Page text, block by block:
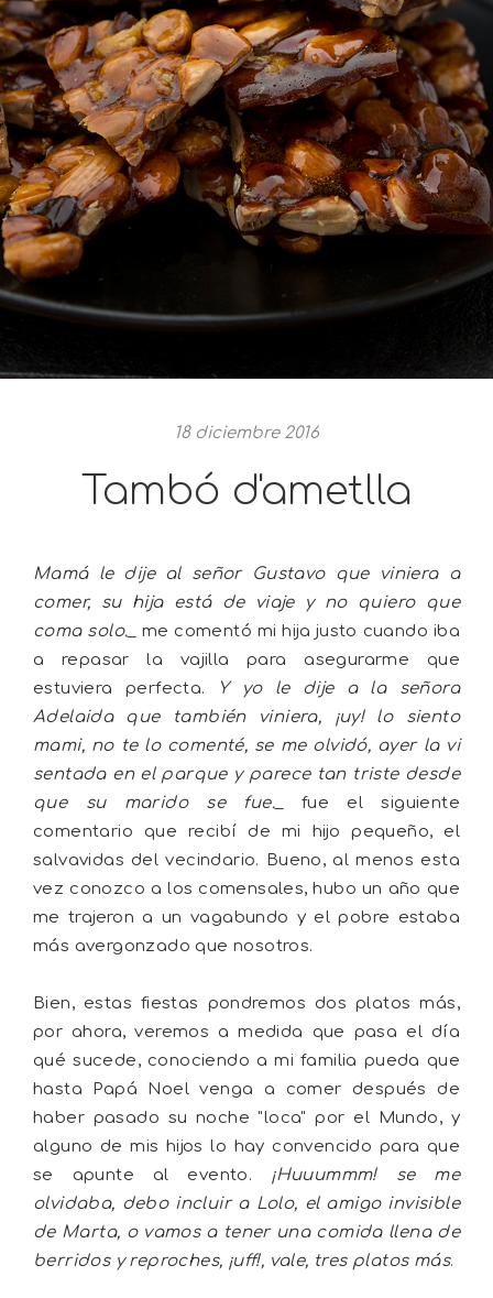
18 diciembre 2016
Tambó d'ametlla
Mamá le dije al señor Gustavo que viniera a
comer, su hija está de viaje y no quiero que
coma solo. _ me comentó mi hija justo cuando iba
a repasar la vajilla para asegurarme que
estuviera perfecta.
Y yo le dije a la señora
Adelaida que también viniera, ¡uy! lo siento
mami, no te lo comenté, se me olvidó, ayer la vi
sentada en el parque y parece tan triste desde
que su marido se fue. _ fue el siguiente
comentario que recibí de mi hijo pequeño, el
salvavidas del vecindario. Bueno, al menos esta
vez conozco a los comensales, hubo un año que
me trajeron a un vagabundo y el pobre estaba
más avergonzado que nosotros.
Bien, estas fiestas pondremos dos platos más,
por ahora, veremos a medida que pasa el día
qué sucede, conociendo a mi familia pueda que
hasta Papá Noel venga a comer después de
haber pasado su noche "loca" por el Mundo, y
alguno de mis hijos lo hay convencido para que
se apunte al evento.
¡Huuummm! se me
olvidaba, debo incluir a Lolo, el amigo invisible
de Marta, o vamos a tener una comida llena de
berridos y reproches, ¡uff!, vale, tres platos más.